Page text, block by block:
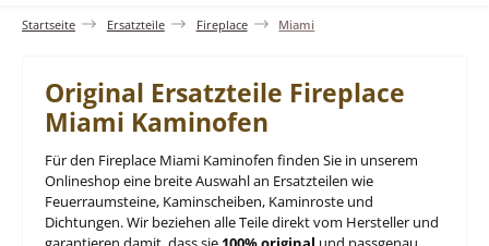
Startseite Ersatzteile Fireplace Miami
Original Ersatzteile Fireplace
Miami Kaminofen
Für den Fireplace Miami Kaminofen finden Sie in unserem
Onlineshop eine breite Auswahl an Ersatzteilen wie
Feuerraumsteine, Kaminscheiben, Kaminroste und
Dichtungen. Wir beziehen alle Teile direkt vom Hersteller und